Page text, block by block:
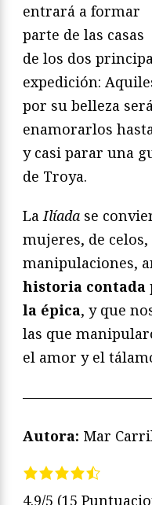
entrará a formar
parte de las casas
de los dos
expedición:
por su belleza
enamorarlos
y casi parar una
de Troya.
La Ilíada se
mujeres, de
manipulaciones,
historia contada
la épica, y que
las que
el amor y el
Autora: Mar
4.9/5 (15